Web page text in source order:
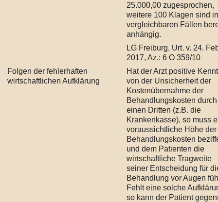
25.000,00 zugesprochen,
weitere 100 Klagen sind in
vergleichbaren Fällen
anhängig.
LG Freiburg, Urt. v. 24.
2017, Az.: 6 O 359/10
Folgen der fehlerhaften
wirtschaftlichen Aufklärung
Hat der Arzt positive
von der Unsicherheit der
Kostenübernahme der
Behandlungskosten durch
einen Dritten (z.B. die
Krankenkasse), so muss
voraussichtliche Höhe der
Behandlungskosten
und dem Patienten die
wirtschaftliche Tragweite
seiner Entscheidung für
Behandlung vor Augen
Fehlt eine solche
so kann der Patient